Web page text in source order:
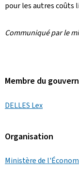
pour les autres coûts
Communiqué par le
Membre du
DELLES Lex
Organisation
Ministère de